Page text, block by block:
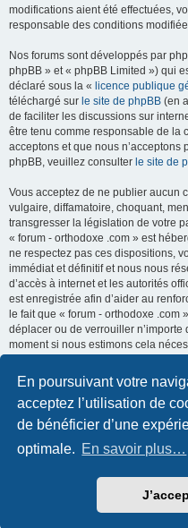
En poursuivant votre
acceptez l’utilisation de
de bénéficier d’une
optimale. En savoir plus…
modifications aient été effectuées,
responsable des conditions
Nos forums sont développés par
phpBB » et « phpBB Limited ») qui
déclaré sous la « licence publique
téléchargé sur le site de phpBB (en
de faciliter les discussions sur
être tenu comme responsable de la
acceptons et que nous n’acceptons
phpBB, veuillez consulter le site de
Vous acceptez de ne publier aucun
vulgaire, diffamatoire, choquant,
transgresser la législation de votre
« forum - orthodoxe .com » est
ne respectez pas ces dispositions,
immédiat et définitif et nous nous
d’accès à internet et les autorités
est enregistrée afin d’aider au
le fait que « forum - orthodoxe .com
déplacer ou de verrouiller n’importe
moment si nous estimons cela
que toutes les informations que
dans notre base de données. Bien
diffusées à une tierce partie sans
.com », ni phpBB, ne pourront être
tentative de piratage informatique
phpBB®